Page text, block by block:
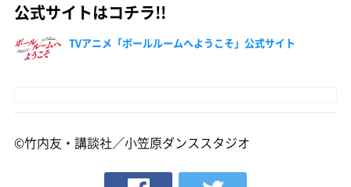
公式サイトはコチラ!!
TVアニメ「ボールルームへようこそ」公式サイト
©竹内友・講談社／小笠原ダンススタジオ